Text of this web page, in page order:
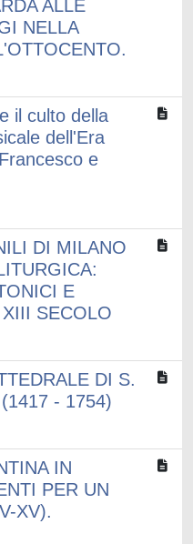
ALLE
NELLA
il culto della
dell'Era
e
DI MILANO
E
SECOLO
DI S.
- 1754)
IN
PER UN
XV).